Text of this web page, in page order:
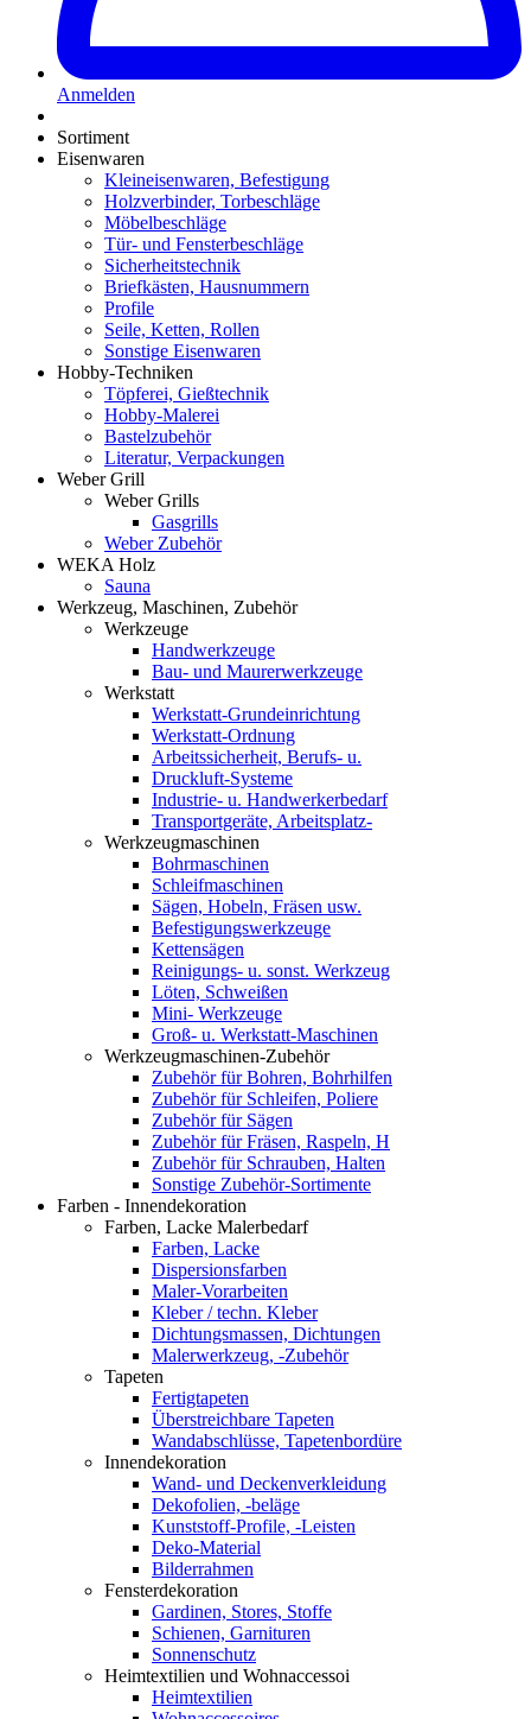
Anmelden
Sortiment
Eisenwaren
Kleineisenwaren, Befestigung
Holzverbinder, Torbeschläge
Möbelbeschläge
Tür- und Fensterbeschläge
Sicherheitstechnik
Briefkästen, Hausnummern
Profile
Seile, Ketten, Rollen
Sonstige Eisenwaren
Hobby-Techniken
Töpferei, Gießtechnik
Hobby-Malerei
Bastelzubehör
Literatur, Verpackungen
Weber Grill
Weber Grills
Gasgrills
Weber Zubehör
WEKA Holz
Sauna
Werkzeug, Maschinen, Zubehör
Werkzeuge
Handwerkzeuge
Bau- und Maurerwerkzeuge
Werkstatt
Werkstatt-Grundeinrichtung
Werkstatt-Ordnung
Arbeitssicherheit, Berufs- u.
Druckluft-Systeme
Industrie- u. Handwerkerbedarf
Transportgeräte, Arbeitsplatz-
Werkzeugmaschinen
Bohrmaschinen
Schleifmaschinen
Sägen, Hobeln, Fräsen usw.
Befestigungswerkzeuge
Kettensägen
Reinigungs- u. sonst. Werkzeug
Löten, Schweißen
Mini- Werkzeuge
Groß- u. Werkstatt-Maschinen
Werkzeugmaschinen-Zubehör
Zubehör für Bohren, Bohrhilfen
Zubehör für Schleifen, Poliere
Zubehör für Sägen
Zubehör für Fräsen, Raspeln, H
Zubehör für Schrauben, Halten
Sonstige Zubehör-Sortimente
Farben - Innendekoration
Farben, Lacke Malerbedarf
Farben, Lacke
Dispersionsfarben
Maler-Vorarbeiten
Kleber / techn. Kleber
Dichtungsmassen, Dichtungen
Malerwerkzeug, -Zubehör
Tapeten
Fertigtapeten
Überstreichbare Tapeten
Wandabschlüsse, Tapetenbordüre
Innendekoration
Wand- und Deckenverkleidung
Dekofolien, -beläge
Kunststoff-Profile, -Leisten
Deko-Material
Bilderrahmen
Fensterdekoration
Gardinen, Stores, Stoffe
Schienen, Garnituren
Sonnenschutz
Heimtextilien und Wohnaccessoi
Heimtextilien